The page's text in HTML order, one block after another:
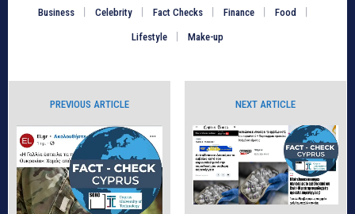
Business Celebrity Fact Checks Finance Food
Lifestyle Make-up
PREVIOUS ARTICLE NEXT ARTICLE